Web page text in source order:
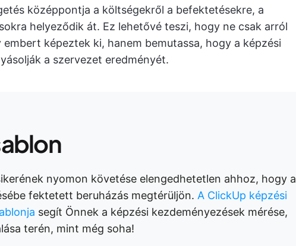
középpontja a költségekről a befektetésekre, a
helyeződik át. Ez lehetővé teszi, hogy ne csak arról
képeztek ki, hanem bemutassa, hogy a képzési
a szervezet eredményét.
nyomon követése elengedhetetlen ahhoz, hogy a
fektetett beruházás megtérüljön. A ClickUp képzési
segít Önnek a képzési kezdeményezések mérése,
terén, mint még soha!